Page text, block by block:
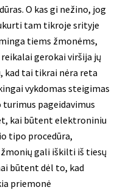
O kas gi nežino, jog
tam tikroje srityje
tiems žmonėms,
gerokai viršija jų
kad tai tikrai nėra reta
vykdomas steigimas
turimus pageidavimus
kai būtent elektroniniu
tipo procedūra,
gali iškilti iš tiesų
būtent dėl to, kad
priemonė